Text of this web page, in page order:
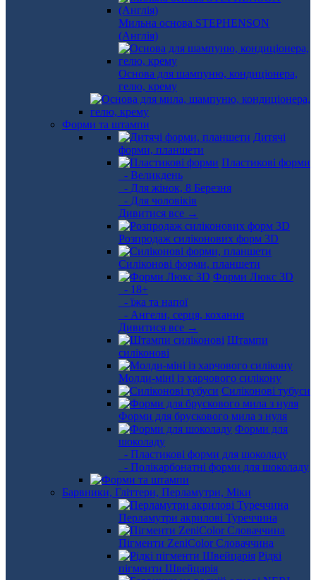
Мильна основа STEPHENSON
(Англія)
Основа для шампуню, кондиціонера,
гелю, крему
Форми та штампи
Дитячі
форми, планшети
Пластикові форми
- Великдень
- Для жінок, 8 Березня
- Для чоловіків
Дивитися все →
Розпродаж силіконових форм 3D
Силіконові форми, планшети
Форми Люкс 3D
- 18+
- їжа та напої
- Ангели, серця, кохання
Дивитися все →
Штампи
силіконові
Молди-міні із харчового силікону
Силіконові тубуси
Форми для брускового мила з нуля
Форми для
шоколаду
- Пластикові форми для шоколаду
- Полікарбонатні форми для шоколаду
Барвники, Гліттери, Перламутри, Міки
Перламутри акрилові Туреччина
Пігменти ZeniColor Словаччина
Рідкі
пігменти Швейцарія